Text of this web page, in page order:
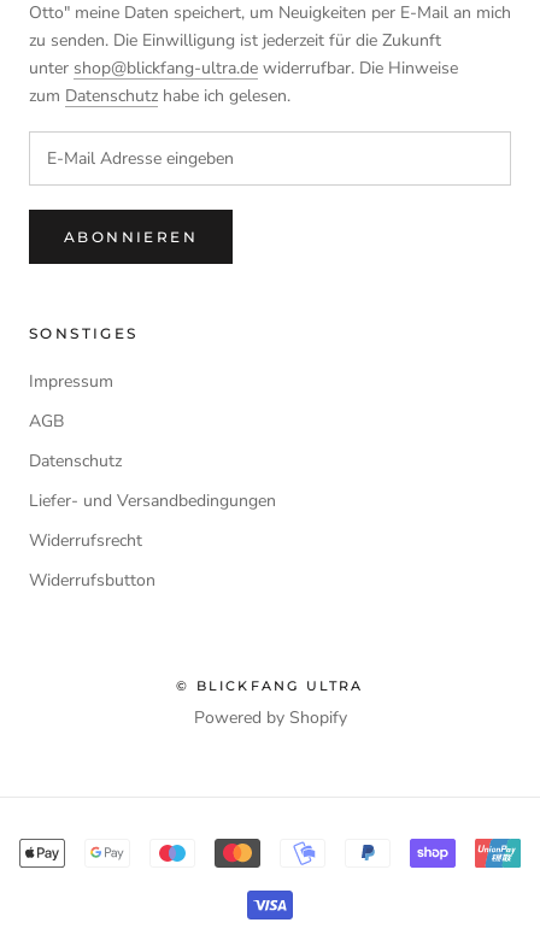
Otto" meine Daten speichert, um Neuigkeiten per E-Mail an mich
zu senden. Die Einwilligung ist jederzeit für die Zukunft
unter shop@blickfang-ultra.de widerrufbar. Die Hinweise
zum Datenschutz habe ich gelesen.
ABONNIEREN
SONSTIGES
Impressum
AGB
Datenschutz
Liefer- und Versandbedingungen
Widerrufsrecht
Widerrufsbutton
© BLICKFANG ULTRA
Powered by Shopify